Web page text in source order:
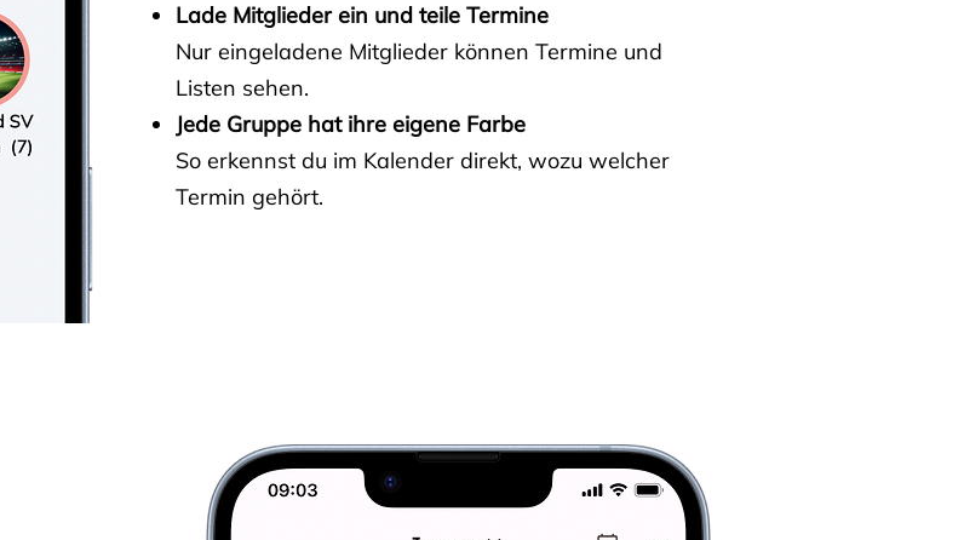
Lade Mitglieder ein und teile Termine
Nur eingeladene Mitglieder können Termine und
Listen sehen.
Jede Gruppe hat ihre eigene Farbe
So erkennst du im Kalender direkt, wozu welcher
Termin gehört.